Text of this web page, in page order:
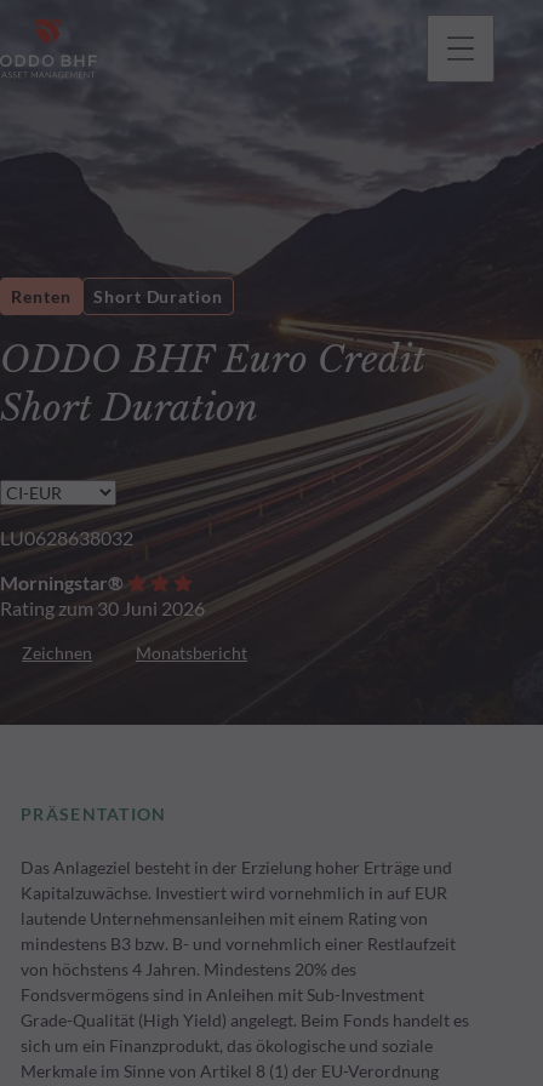
ODDO BHF Euro Credit
Short Duration
Renten Short Duration
LU0628638032
Morningstar®
Rating zum 30 Juni 2026
Zeichnen Monatsbericht
PRÄSENTATION
Das Anlageziel besteht in der Erzielung hoher Erträge und
Kapitalzuwächse. Investiert wird vornehmlich in auf EUR
lautende Unternehmensanleihen mit einem Rating von
mindestens B3 bzw. B- und vornehmlich einer Restlaufzeit
von höchstens 4 Jahren. Mindestens 20% des
Fondsvermögens sind in Anleihen mit Sub-Investment
Grade-Qualität (High Yield) angelegt. Beim Fonds handelt es
sich um ein Finanzprodukt, das ökologische und soziale
Merkmale im Sinne von Artikel 8 (1) der EU-Verordnung